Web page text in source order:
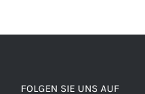
FOLGEN SIE UNS AUF